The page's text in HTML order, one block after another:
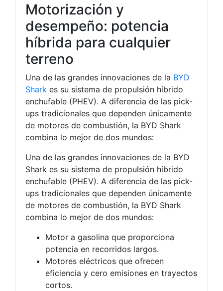
Motorización y
desempeño: potencia
híbrida para cualquier
terreno
Una de las grandes innovaciones de la BYD
Shark es su sistema de propulsión híbrido
enchufable (PHEV). A diferencia de las pick-
ups tradicionales que dependen únicamente
de motores de combustión, la BYD Shark
combina lo mejor de dos mundos:
Una de las grandes innovaciones de la BYD
Shark es su sistema de propulsión híbrido
enchufable (PHEV). A diferencia de las pick-
ups tradicionales que dependen únicamente
de motores de combustión, la BYD Shark
combina lo mejor de dos mundos:
Motor a gasolina que proporciona
potencia en recorridos largos.
Motores eléctricos que ofrecen
eficiencia y cero emisiones en trayectos
cortos.